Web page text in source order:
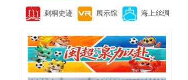
刺桐史迹 展示馆 海上丝绸